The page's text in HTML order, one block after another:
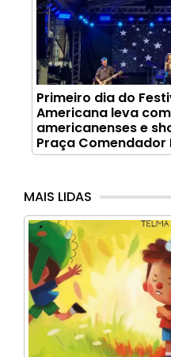
Primeiro dia do
Americana leva
americanenses e
Praça Comendador
MAIS LIDAS